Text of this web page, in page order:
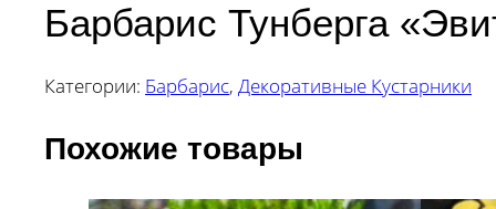
Барбарис Тунберга
Категории: Барбарис, Декоративные Кустарники
Похожие товары